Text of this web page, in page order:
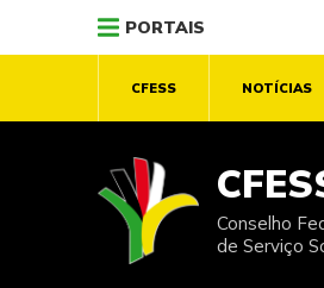
PORTAIS
CFESS NOTÍCIAS
Conselho
de Serviço